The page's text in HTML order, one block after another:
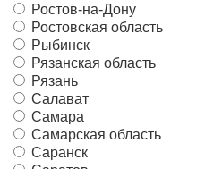
Ростов-на-Дону
Ростовская область
Рыбинск
Рязанская область
Рязань
Салават
Самара
Самарская область
Саранск